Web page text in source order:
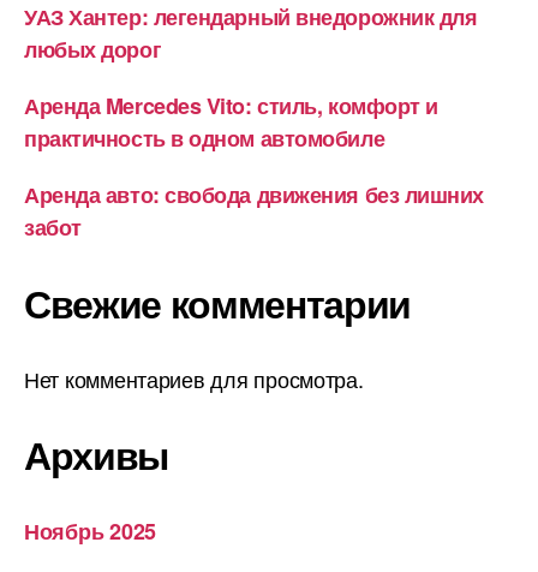
УАЗ Хантер: легендарный внедорожник для
любых дорог
Аренда Mercedes Vito: стиль, комфорт и
практичность в одном автомобиле
Аренда авто: свобода движения без лишних
забот
Свежие комментарии
Нет комментариев для просмотра.
Архивы
Ноябрь 2025